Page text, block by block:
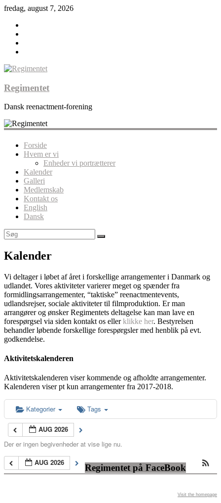
fredag, august 7, 2026
Regimentet
Dansk reenactment-forening
Forside
Hvem er vi
Enheder vi portrætterer
Kalender
Galleri
Medlemskab
Kontakt os
English
Dansk
Kalender
Vi deltager i løbet af året i forskellige arrangementer i Danmark og
udlandet. Vores aktiviteter varierer meget og spænder fra
formidlingsarrangementer, “taktiske” reenactmentevents,
udlandsrejser, sociale aktiviteter til filmproduktion. Er man
arrangører og ønsker Regimentets deltagelse kan man lave en
forespørgsel via siden kontakt os ellerklikke her. Bestyrelsen
behandler løbende forskellige forespørgsler med henblik på evt.
godkendelse.
Aktivitetskalenderen
Aktivitetskalenderen viser kommende og afholdte arrangementer.
Kalenderen viser pt kun arrangementer fra 2017-2018.
Kategorier Tags
AUG 2026
Der er ingen begivenheder at vise lige nu.
AUG 2026
Regimentet på FaceBook
Visit the homepage